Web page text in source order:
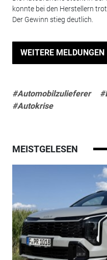
konnte bei den Herstellern
Der Gewinn stieg deutlich.
WEITERE MELDUNGEN
#Automobilzulieferer
#Autokrise
MEISTGELESEN